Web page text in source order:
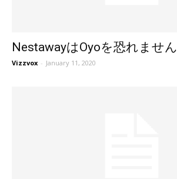
NestawayはOyoを恐れません
Vizzvox - January 11, 2020